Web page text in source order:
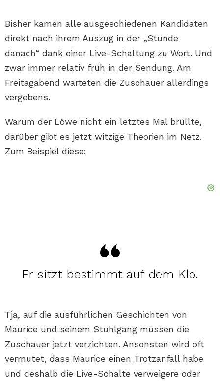
Bisher kamen alle ausgeschiedenen Kandidaten
direkt nach ihrem Auszug in der „Stunde
danach“ dank einer Live-Schaltung zu Wort. Und
zwar immer relativ früh in der Sendung. Am
Freitagabend warteten die Zuschauer allerdings
vergebens.
Warum der Löwe nicht ein letztes Mal brüllte,
darüber gibt es jetzt witzige Theorien im Netz.
Zum Beispiel diese:
Er sitzt bestimmt auf dem Klo.
Tja, auf die ausführlichen Geschichten von
Maurice und seinem Stuhlgang müssen die
Zuschauer jetzt verzichten. Ansonsten wird oft
vermutet, dass Maurice einen Trotzanfall habe
und deshalb die Live-Schalte verweigere oder